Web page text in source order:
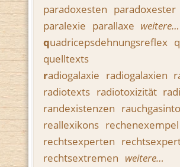
paradoxesten paradoxester
paralexie parallaxe weitere…
quadricepsdehnungsreflex
quelltexts
radiogalaxie radiogalaxien
radiotexts radiotoxizität
randexistenzen
reallexikons rechenexempel
rechtsexperten
rechtsextremen weitere…